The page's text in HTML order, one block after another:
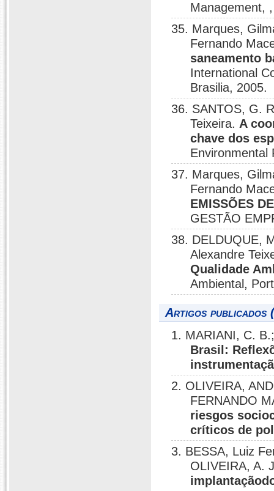
Management,
35. Marques,
Fernando
saneamento
International
Brasilia, 2005.
36. SANTOS, G.
Teixeira. A
chave dos
Environmental
37. Marques,
Fernando
EMISSÕES
GESTÃO
38. DELDUQUE,
Alexandre
Qualidade
Ambiental,
Artigos publicados
1. MARIANI, C.
Brasil:
2. OLIVEIRA,
FERNANDO
riesgos
críticos de
3. BESSA, Luiz
OLIVEIRA, A.